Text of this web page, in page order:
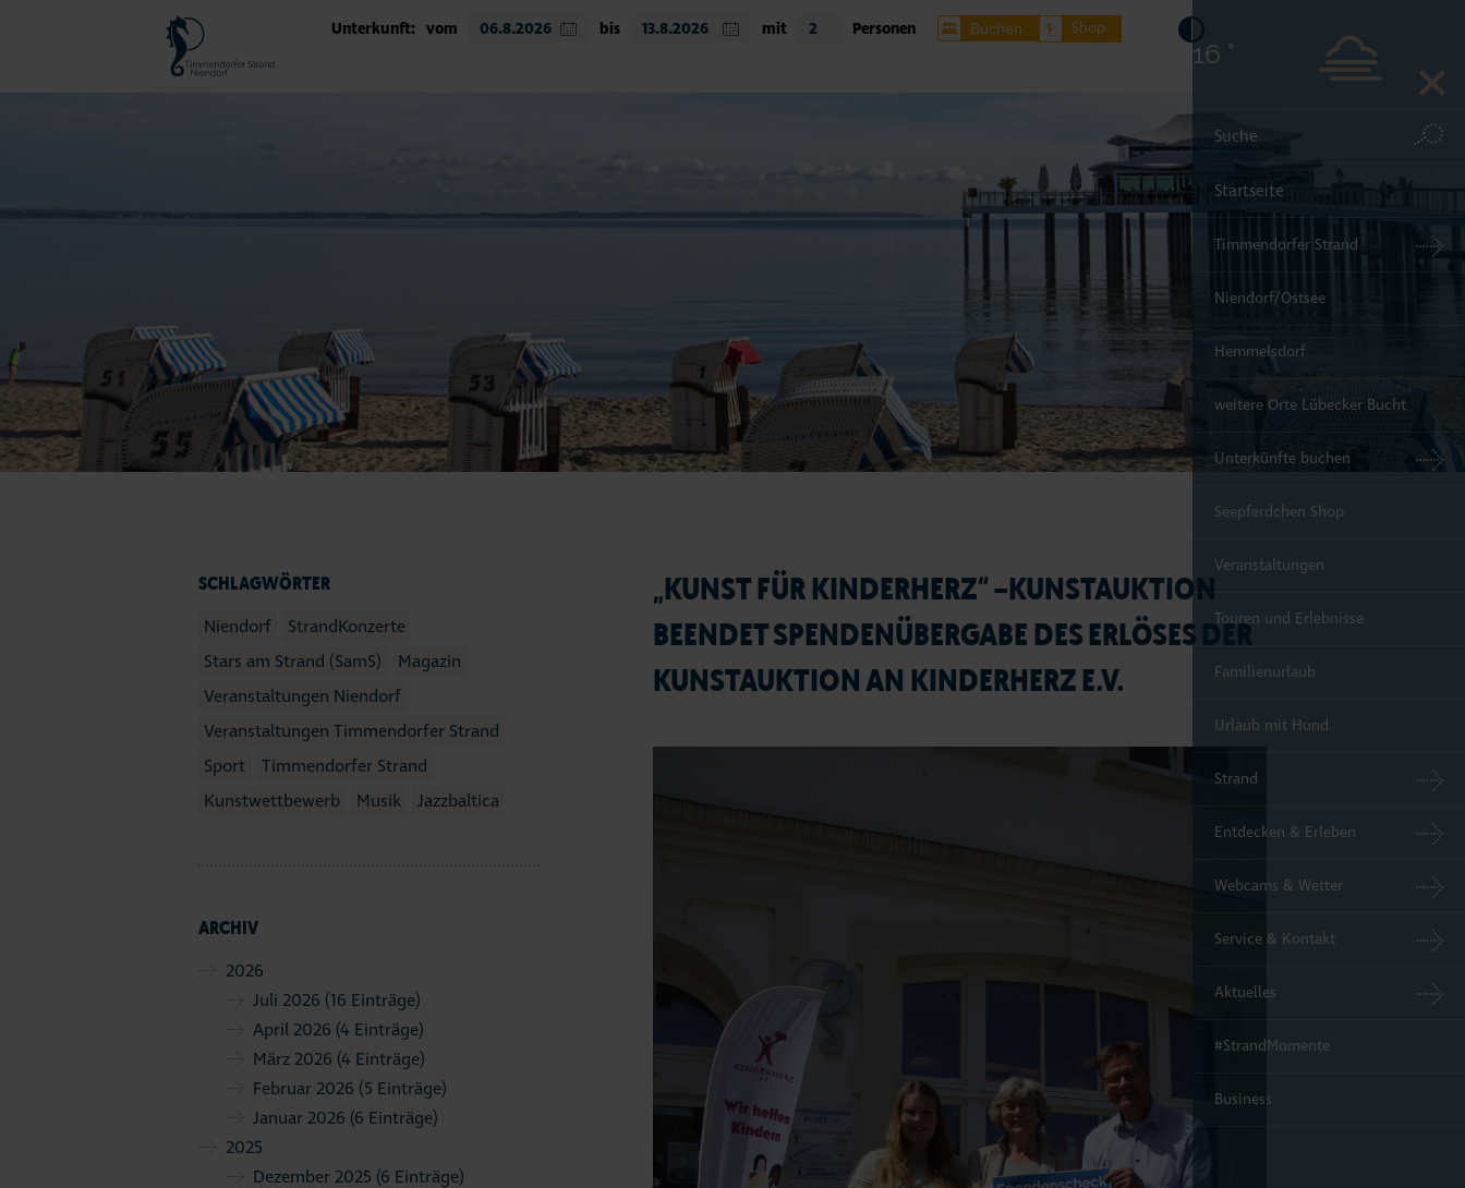
Unterkunft: vom bis mit Personen Buchen Shop
16 °
Startseite
Timmendorfer Strand
Niendorf/Ostsee
Hemmelsdorf
weitere Orte Lübecker Bucht
Unterkünfte buchen
Seepferdchen Shop
Veranstaltungen
Touren und Erlebnisse
Familienurlaub
Urlaub mit Hund
Strand
Entdecken & Erleben
Webcams & Wetter
Service & Kontakt
Aktuelles
#StrandMomente
Business
SCHLAGWÖRTER
Niendorf
StrandKonzerte
Stars am Strand (SamS)
Magazin
Veranstaltungen Niendorf
Veranstaltungen Timmendorfer Strand
Sport
Timmendorfer Strand
Kunstwettbewerb
Musik Jazzbaltica
ARCHIV
2026
Juli 2026 (16 Einträge)
April 2026 (4 Einträge)
März 2026 (4 Einträge)
Februar 2026 (5 Einträge)
Januar 2026 (6 Einträge)
2025
Dezember 2025 (6 Einträge)
„KUNST FÜR KINDERHERZ“ –KUNSTAUKTION
BEENDET SPENDENÜBERGABE DES ERLÖSES DER
KUNSTAUKTION AN KINDERHERZ E.V.